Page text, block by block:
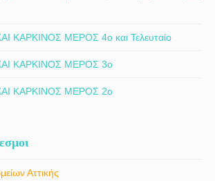
ΚΑΡΚΙΝΟΣ ΜΕΡΟΣ 4ο και Τελευταίο
ΚΑΡΚΙΝΟΣ ΜΕΡΟΣ 3ο
ΚΑΡΚΙΝΟΣ ΜΕΡΟΣ 2ο
Αττικής